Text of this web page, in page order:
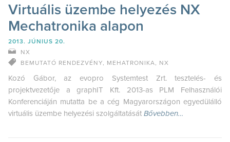
Virtuális üzembe helyezés NX
Mechatronika alapon
2013. JÚNIUS 20.
NX
BEMUTATÓ RENDEZVÉNY, MEHATRONIKA, NX
Kozó Gábor, az evopro Systemtest Zrt. tesztelés- és
projektvezetője a graphIT Kft. 2013-as PLM Felhasználói
Konferenciáján mutatta be a cég Magyarországon egyedülálló
virtuális üzembe helyezési szolgáltatását Bővebben…